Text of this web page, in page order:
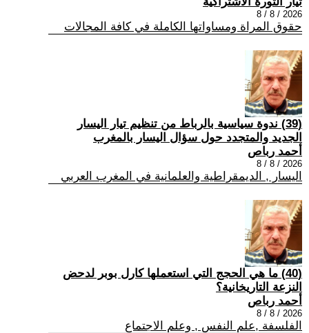
2026 / 8 / 8
حقوق المراة ومساواتها الكاملة في كافة المجالات
(39) ندوة سياسية بالرباط من تنظيم تيار اليسار
الجديد والمتجدد حول سؤال اليسار بالمغرب
أحمد رباص
2026 / 8 / 8
اليسار , الديمقراطية والعلمانية في المغرب العربي
(40) ما هي الحجج التي استعملها كارل بوبر لدحض
النزعة التاريخانية؟
أحمد رباص
2026 / 8 / 8
الفلسفة ,علم النفس , وعلم الاجتماع